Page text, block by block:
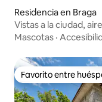
Residencia en Braga
Vistas a la ciudad,
aparcamiento
Mascotas ·
Favorito entre
Favorito entre